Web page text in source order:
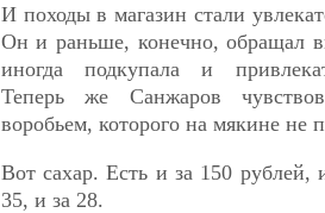
И походы в магазин стали
Он и раньше, конечно, обращал
иногда подкупала и
Теперь же Санжаров
воробьем, которого на мякине не
Вот сахар. Есть и за 150 рублей,
35, и за 28.